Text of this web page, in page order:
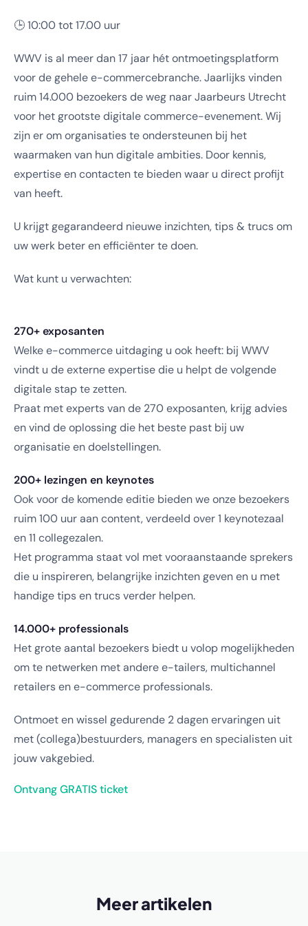
🕒 10:00 tot 17.00 uur
WWV is al meer dan 17 jaar hét ontmoetingsplatform
voor de gehele e-commercebranche. Jaarlijks vinden
ruim 14.000 bezoekers de weg naar Jaarbeurs Utrecht
voor het grootste digitale commerce-evenement. Wij
zijn er om organisaties te ondersteunen bij het
waarmaken van hun digitale ambities. Door kennis,
expertise en contacten te bieden waar u direct profijt
van heeft.
U krijgt gegarandeerd nieuwe inzichten, tips & trucs om
uw werk beter en efficiënter te doen.
Wat kunt u verwachten:
270+ exposanten
Welke e-commerce uitdaging u ook heeft: bij WWV
vindt u de externe expertise die u helpt de volgende
digitale stap te zetten.
Praat met experts van de 270 exposanten, krijg advies
en vind de oplossing die het beste past bij uw
organisatie en doelstellingen.
200+ lezingen en keynotes
Ook voor de komende editie bieden we onze bezoekers
ruim 100 uur aan content, verdeeld over 1 keynotezaal
en 11 collegezalen.
Het programma staat vol met vooraanstaande sprekers
die u inspireren, belangrijke inzichten geven en u met
handige tips en trucs verder helpen.
14.000+ professionals
Het grote aantal bezoekers biedt u volop mogelijkheden
om te netwerken met andere e-tailers, multichannel
retailers en e-commerce professionals.
Ontmoet en wissel gedurende 2 dagen ervaringen uit
met (collega)bestuurders, managers en specialisten uit
jouw vakgebied.
Ontvang GRATIS ticket
Meer artikelen